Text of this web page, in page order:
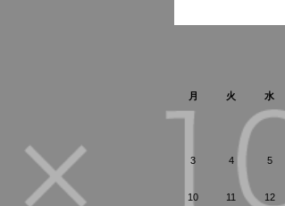
月 火 水
3 4 5
10 11 12